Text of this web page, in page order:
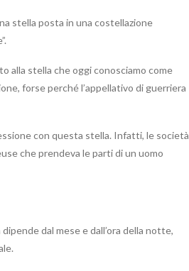
stella posta in una costellazione
alla stella che oggi conosciamo come
forse perché l’appellativo di guerriera
con questa stella. Infatti, le società
che prendeva le parti di un uomo
dal mese e dall’ora della notte,